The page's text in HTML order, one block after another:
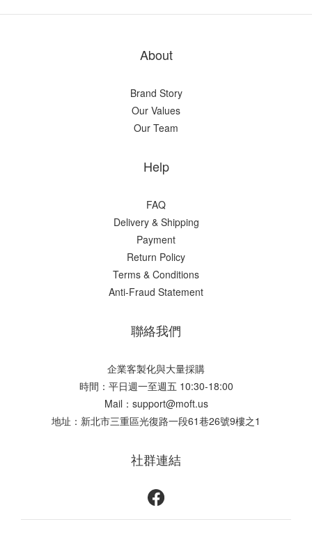
About
Brand Story
Our Values
Our Team
Help
FAQ
Delivery & Shipping
Payment
Return Policy
Terms & Conditions
Anti-Fraud Statement
聯絡我們
企業客製化與大量採購
時間：平日週一至週五 10:30-18:00
Mail：support@moft.us
地址：新北市三重區光復路一段61巷26號9樓之1
社群連結